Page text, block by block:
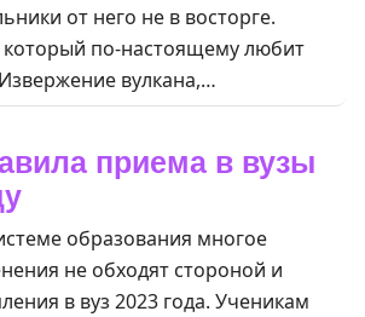
от него не в восторге.
который по-настоящему любит
вулкана,…
приема в вузы
образования многое
не обходят стороной и
в вуз 2023 года. Ученикам